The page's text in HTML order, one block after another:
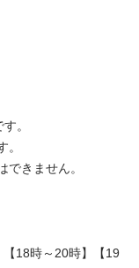
。
きません。
【18時～20時】【19